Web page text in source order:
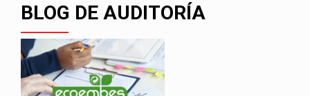
BLOG DE AUDITORÍA